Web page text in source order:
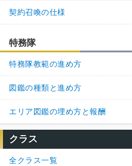
契約召喚の仕様
特務隊
特務隊教範の進め方
図鑑の種類と進め方
エリア図鑑の埋め方と報酬
クラス
全クラス一覧